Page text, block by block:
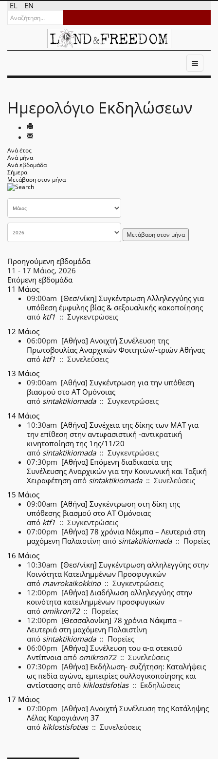
EL EN
Ημερολόγιο Εκδηλώσεων
Ανά έτος
Ανά μήνα
Ανά εβδομάδα
Σήμερα
Μετάβαση στον μήνα
Μετάβαση στον μήνα
Προηγούμενη εβδομάδα
11 - 17 Μάιος, 2026
Επόμενη εβδομάδα
11 Μάιος
09:00am [Θεσ/νίκη] Συγκέντρωση Αλληλεγγύης για
υπόθεση έμφυλης βίας & σεξουαλικής κακοποίησης
από ktf1 :: Συγκεντρώσεις
12 Μάιος
06:00pm [Αθήνα] Ανοιχτή Συνέλευση της
Πρωτοβουλίας Αναρχικών Φοιτητών/-τριών Αθήνας
από ktf1 :: Συνελεύσεις
13 Μάιος
09:00am [Αθήνα] Συγκέντρωση για την υπόθεση
βιασμού στο ΑΤ Ομόνοιας
από sintaktikiomada:: Συγκεντρώσεις
14 Μάιος
10:30am [Αθήνα] Συνέχεια της δίκης των ΜΑΤ για
την επίθεση στην αντιφασιστική -αντικρατική
κινητοποίηση της 1ης/11/20
από sintaktikiomada:: Συγκεντρώσεις
07:30pm [Αθήνα] Επόμενη διαδικασία της
Συνέλευσης Αναρχικών για την Κοινωνική και Ταξική
Χειραφέτηση από sintaktikiomada:: Συνελεύσεις
15 Μάιος
09:00am [Αθήνα] Συγκέντρωση στη δίκη της
υπόθεσης βιασμού στο ΑΤ Ομόνοιας
από ktf1 :: Συγκεντρώσεις
07:00pm [Αθήνα] 78 χρόνια Νάκμπα – Λευτεριά στη
μαχόμενη Παλαιστίνη από sintaktikiomada:: Πορείες
16 Μάιος
10:30am [Θεσ/νίκη] Συγκέντρωση αλληλεγγύης στην
Κοινότητα Κατειλημμένων Προσφυγικών
από mavrokaikokkino:: Συγκεντρώσεις
12:00pm [Αθήνα] Διαδήλωση αλληλεγγύης στην
κοινότητα κατειλημμένων προσφυγικών
από omikron72:: Πορείες
12:00pm [Θεσσαλονίκη] 78 χρόνια Νάκμπα –
Λευτεριά στη μαχόμενη Παλαιστίνη
από sintaktikiomada:: Πορείες
06:00pm [Αθήνα] Συνέλευση του α-α στεκιού
Αντίπνοια από omikron72:: Συνελεύσεις
07:30pm [Αθήνα] Εκδήλωση- συζήτηση: Καταλήψεις
ως πεδία αγώνα, εμπειρίες συλλογικοποίησης και
αντίστασης από kiklostisfotias:: Εκδηλώσεις
17 Μάιος
07:00pm [Αθήνα] Ανοιχτή Συνέλευση της Κατάληψης
Λέλας Καραγιάννη 37
από kiklostisfotias:: Συνελεύσεις